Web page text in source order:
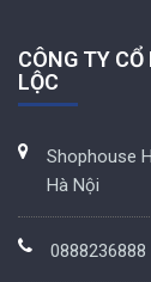
CÔNG TY
LỘC
Shophouse
Hà Nội
0888236888